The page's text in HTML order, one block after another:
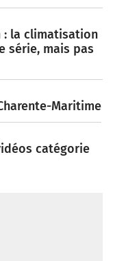
: la climatisation
série, mais pas
Maritime
catégorie